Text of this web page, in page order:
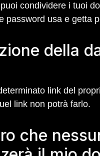
condividere i tuoi
usa e getta
della
link del
link non potrà farlo.
che